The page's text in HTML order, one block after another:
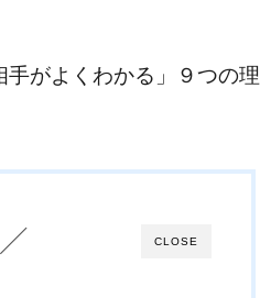
がよくわかる」９つの理
CLOSE